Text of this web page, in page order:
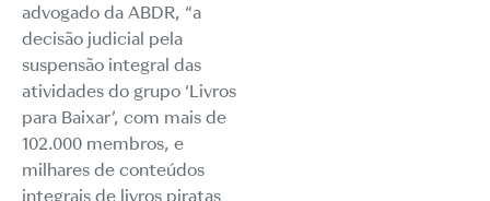
advogado da ABDR, “a
decisão judicial pela
suspensão integral das
atividades do grupo ‘Livros
para Baixar’, com mais de
102.000 membros, e
milhares de conteúdos
integrais de livros piratas